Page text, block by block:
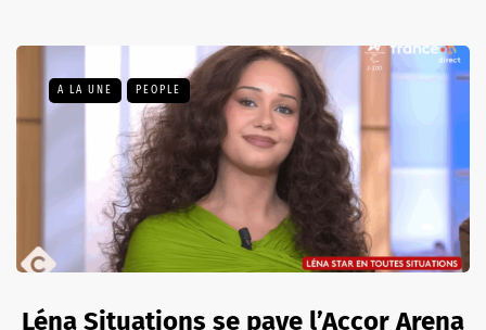
A LA UNE PEOPLE
Léna Situations se paye l’Accor Arena